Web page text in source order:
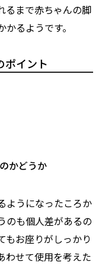
るまで赤ちゃんの脚
るようです。
ポイント
かどうか
ようになったころか
のも個人差があるの
もお座りがしっかり
わせて使用を考えた